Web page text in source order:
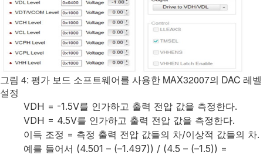
그림 4: 평가 보드 소프트웨어를 사용한 MAX32007의 DAC 레벨
설정
VDH = -1.5V를 인가하고 출력 전압 값을 측정한다.
VDH = 4.5V를 인가하고 출력 전압 값을 측정한다.
이득 조정 = 측정 출력 전압 값들의 차/이상적 값들의 차.
예를 들어서 (4.501 – (–1.497)) / (4.5 – (–1.5)) =